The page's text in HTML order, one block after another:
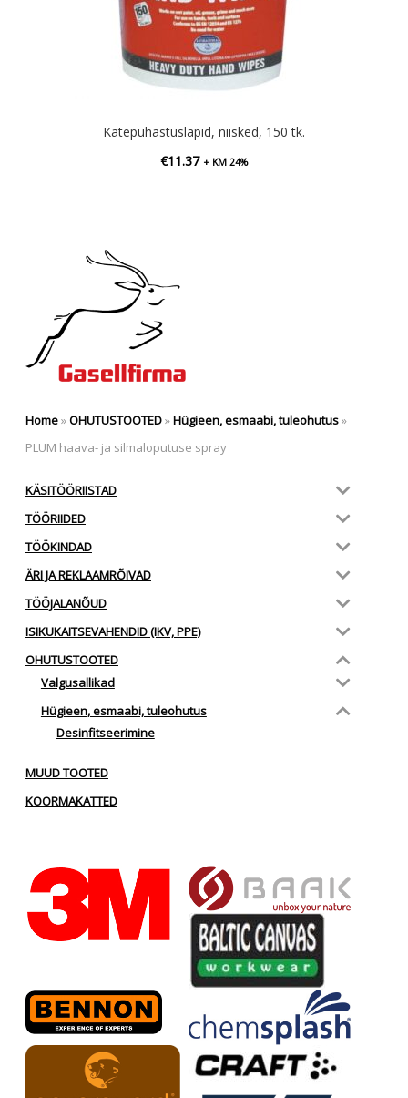
Kätepuhastuslapid, niisked, 150 tk.
€11.37 + KM 24%
Home»OHUTUSTOOTED»Hügieen, esmaabi, tuleohutus»
PLUM haava- ja silmaloputuse spray
KÄSITÖÖRIISTAD
TÖÖRIIDED
TÖÖKINDAD
ÄRI JA REKLAAMRÕIVAD
TÖÖJALANÕUD
ISIKUKAITSEVAHENDID (IKV, PPE)
OHUTUSTOOTED
Valgusallikad
Hügieen, esmaabi, tuleohutus
Desinfitseerimine
MUUD TOOTED
KOORMAKATTED